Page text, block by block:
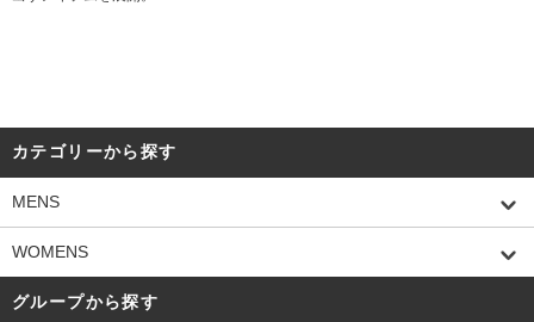
カテゴリーから探す
MENS
WOMENS
グループから探す